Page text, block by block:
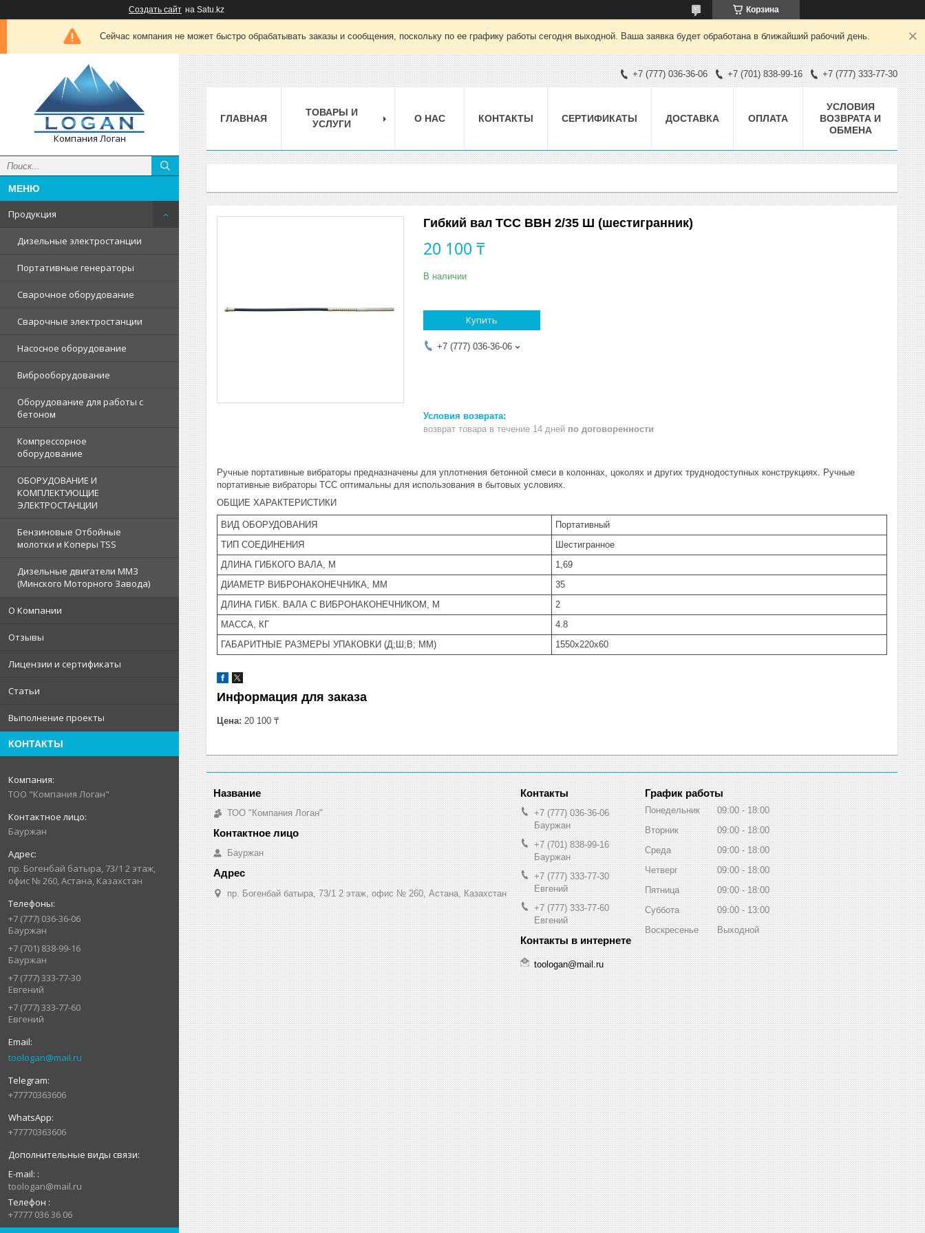
Создать сайт на Satu.kz Корзина
Сейчас компания не может быстро обрабатывать заказы и сообщения, поскольку по ее графику работы сегодня выходной. Ваша заявка будет обработана в ближайший рабочий день.
Компания Логан
Продукция
Дизельные электростанции
Портативные генераторы
Сварочное оборудование
Сварочные электростанции
Насосное оборудование
Виброоборудование
Оборудование для работы с
бетоном
Компрессорное
оборудование
ОБОРУДОВАНИЕ И
КОМПЛЕКТУЮЩИЕ
ЭЛЕКТРОСТАНЦИИ
Бензиновые Отбойные
молотки и Коперы TSS
Дизельные двигатели ММЗ
(Минского Моторного Завода)
О Компании
Отзывы
Лицензии и сертификаты
Статьи
Выполнение проекты
КОНТАКТЫ
ТОО "Компания Логан"
Бауржан
пр. Богенбай батыра, 73/1 2 этаж,
офис № 260, Астана, Казахстан
+7 (777) 036-36-06
Бауржан
+7 (701) 838-99-16
Бауржан
+7 (777) 333-77-30
Евгений
+7 (777) 333-77-60
Евгений
toologan@mail.ru
+77770363606
+77770363606
E-mail:
toologan@mail.ru
Телефон
+7777 036 36 06
+7 (777) 036-36-06 +7 (701) 838-99-16 +7 (777) 333-77-30
ГЛАВНАЯ
ТОВАРЫ И
УСЛУГИ
О НАС КОНТАКТЫ СЕРТИФИКАТЫ ДОСТАВКА ОПЛАТА
УСЛОВИЯ
ВОЗВРАТА И
ОБМЕНА
Гибкий вал ТСС ВВН 2/35 Ш (шестигранник)
20 100 ₸
В наличии
Купить
+7 (777) 036-36-06
возврат товара в течение 14 дней по договоренности
Ручные портативные вибраторы предназначены для уплотнения бетонной смеси в колоннах, цоколях и других труднодоступных конструкциях. Ручные
портативные вибраторы ТСС оптимальны для использования в бытовых условиях.
ОБЩИЕ ХАРАКТЕРИСТИКИ
ВИД ОБОРУДОВАНИЯ
Портативный
ТИП СОЕДИНЕНИЯ
Шестигранное
ДЛИНА ГИБКОГО ВАЛА, М
1,69
ДИАМЕТР ВИБРОНАКОНЕЧНИКА, ММ
35
ДЛИНА ГИБК. ВАЛА С ВИБРОНАКОНЕЧНИКОМ, М
2
МАССА, КГ
4.8
ГАБАРИТНЫЕ РАЗМЕРЫ УПАКОВКИ (Д;Ш;В; ММ)
1550х220х60
Информация для заказа
Цена: 20 100 ₸
ТОО "Компания Логан"
Бауржан
пр. Богенбай батыра, 73/1 2 этаж, офис № 260, Астана, Казахстан
+7 (777) 036-36-06
Бауржан
+7 (701) 838-99-16
Бауржан
+7 (777) 333-77-30
Евгений
+7 (777) 333-77-60
Евгений
toologan@mail.ru
График работы
Понедельник 09:00
18:00
Вторник
09:00
18:00
Среда
09:00
18:00
Четверг
09:00
18:00
Пятница
09:00
18:00
Суббота
09:00
13:00
Воскресенье
Выходной